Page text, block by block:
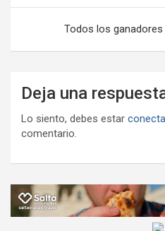
entradasTodos los
Deja una
Lo siento, debes estar
comentario.